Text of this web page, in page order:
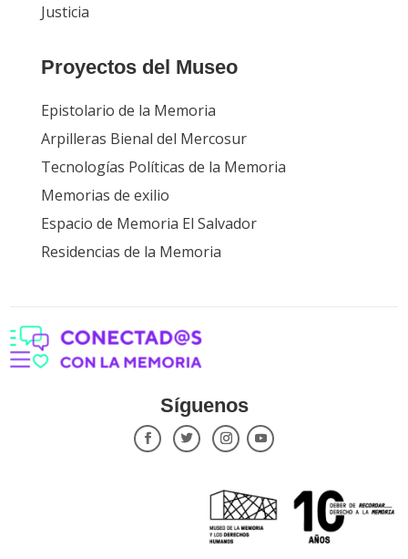
Justicia
Proyectos del Museo
Epistolario de la Memoria
Arpilleras Bienal del Mercosur
Tecnologías Políticas de la Memoria
Memorias de exilio
Espacio de Memoria El Salvador
Residencias de la Memoria
Síguenos